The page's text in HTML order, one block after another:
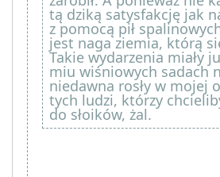
tą dziką satysfakcję jak
z pomocą pił
jest naga ziemia, którą
Takie wydarzenia miały
miu wiśniowych sadach
niedawna rosły w mojej
tych ludzi, którzy
do słoików, żal.